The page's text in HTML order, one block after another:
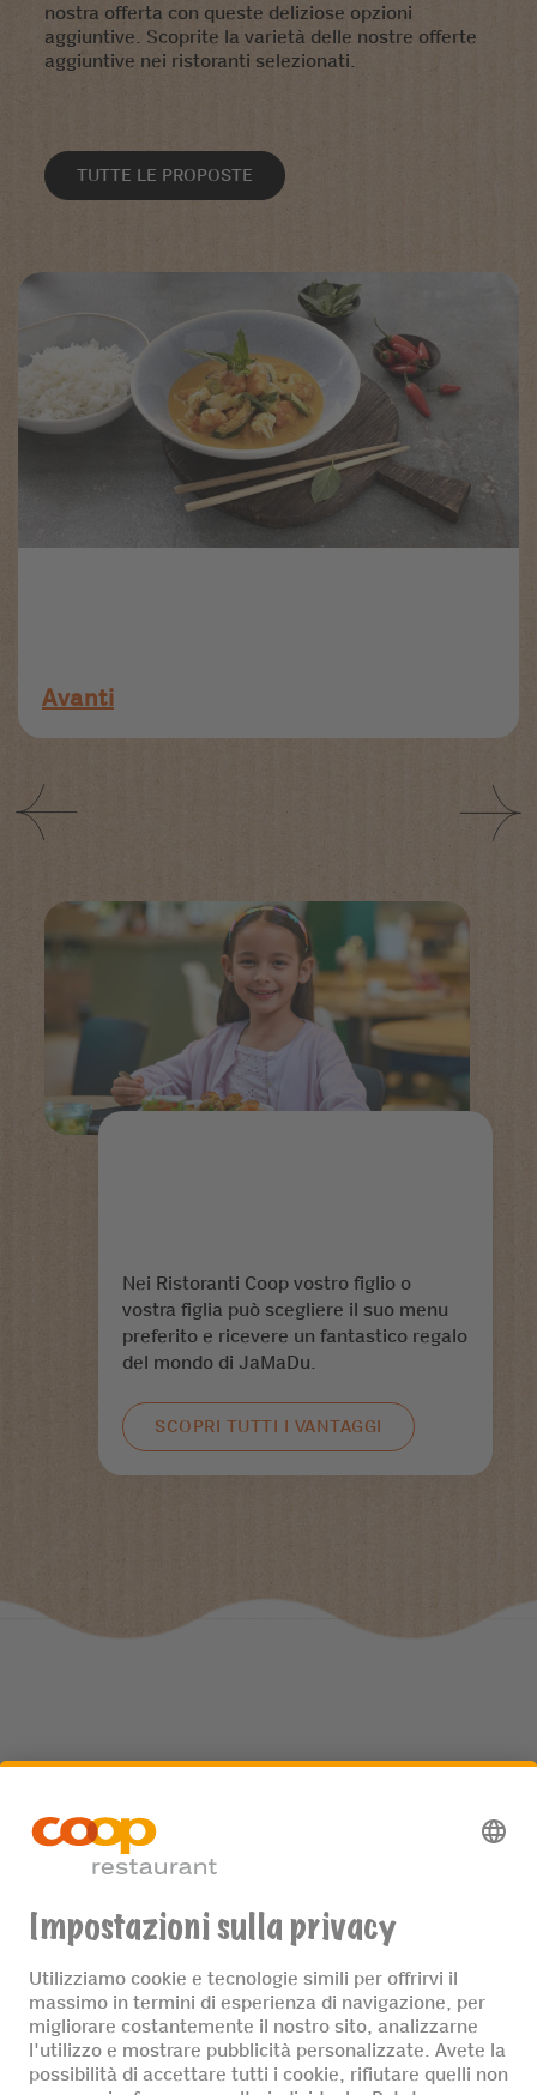
nostra offerta con queste deliziose opzioni
aggiuntive. Scoprite la varietà delle nostre offerte
aggiuntive nei ristoranti selezionati.
TUTTE LE PROPOSTE
Avanti
Nei Ristoranti Coop vostro figlio o
vostra figlia può scegliere il suo menu
preferito e ricevere un fantastico regalo
del mondo di JaMaDu.
SCOPRI TUTTI I VANTAGGI